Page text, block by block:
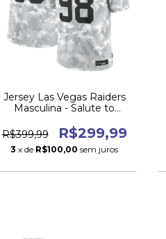
Jersey Las Vegas Raiders
Masculina - Salute to
R$399,99
R$299,99
3 x de R$100,00 sem juros